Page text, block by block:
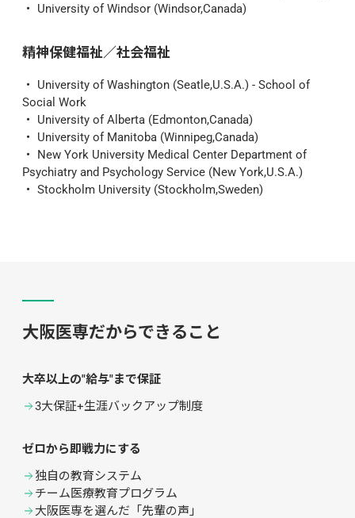
University of Windsor (Windsor,Canada)
精神保健福祉／社会福祉
University of Washington (Seatle,U.S.A.) - School of
Social Work
University of Alberta (Edmonton,Canada)
University of Manitoba (Winnipeg,Canada)
New York University Medical Center Department of
Psychiatry and Psychology Service (New York,U.S.A.)
Stockholm University (Stockholm,Sweden)
大阪医専だからできること
大卒以上の"給与"まで保証
3大保証+生涯バックアップ制度
ゼロから即戦力にする
独自の教育システム
チーム医療教育プログラム
大阪医専を選んだ「先輩の声」